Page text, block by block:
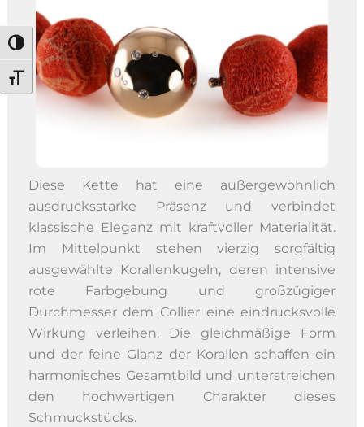
Umschalten auf hohe Kontraste
Schrift vergrößern
Diese Kette hat eine außergewöhnlich
ausdrucksstarke Präsenz und verbindet
klassische Eleganz mit kraftvoller Materialität.
Im Mittelpunkt stehen vierzig sorgfältig
ausgewählte Korallenkugeln, deren intensive
rote Farbgebung und großzügiger
Durchmesser dem Collier eine eindrucksvolle
Wirkung verleihen. Die gleichmäßige Form
und der feine Glanz der Korallen schaffen ein
harmonisches Gesamtbild und unterstreichen
den hochwertigen Charakter dieses
Schmuckstücks.